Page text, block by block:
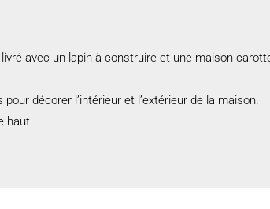
avec un lapin à construire et une maison
décorer l’intérieur et l’extérieur de la maison.
haut.